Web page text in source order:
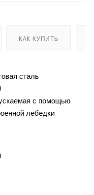
КАК КУПИТЬ
сталь
с помощью
лебедки